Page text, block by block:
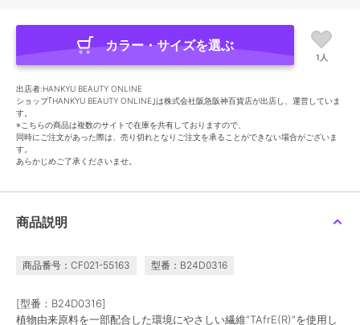
カラー・サイズを選ぶ
1人
出店者:HANKYU BEAUTY ONLINE
ショップ｢HANKYU BEAUTY ONLINE｣は株式会社阪急阪神百貨店が出店し、運営していま
す。
※こちらの商品は複数のサイトで在庫を共有しておりますので、
同時にご注文があった際は、売り切れとなりご注文を承ることができない場合がございま
す。
あらかじめご了承くださいませ。
商品説明
商品番号：CF021-55163 型番：B24D0316
[型番：B24D0316]
植物由来原料を一部配合した環境にやさしい繊維“TAfrE(R)”を使用し